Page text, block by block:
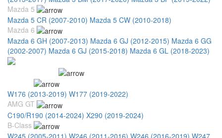
Mazda 5
Mazda 5 CR (2007-2010) Mazda 5 CW (2010-2018)
Mazda 6
Mazda 6 GH (2007-2013) Mazda 6 GJ (2012-2015) Mazda 6 GG
(2002-2007) Mazda 6 GJ (2015-2018) Mazda 6 GL (2018-2023)
W176 (2013-2019) W177 (2019-2022)
AMG GT
C190/R190 (2014-2024) X290 (2019-2024)
B-Class
W245 (2005-2011) W246 (2011-2016) W246 (2016-2019) W247